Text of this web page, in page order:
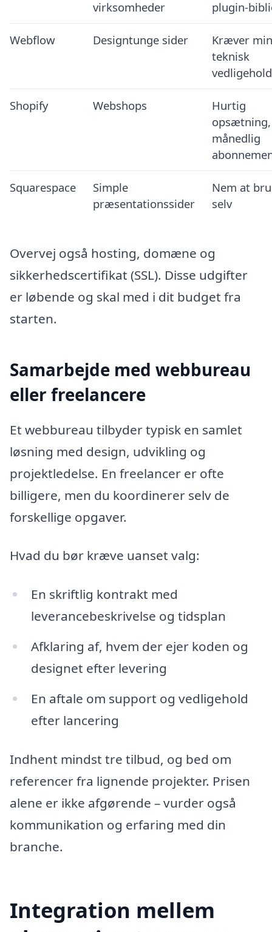
virksomheder plugin-
Webflow Designtunge sider
Kræver
teknisk
vedligehold
Shopify Webshops
Hurtig
opsætning,
månedlig
Squarespace
Simple
præsentationssider
Nem at
selv
Overvej også hosting, domæne og
sikkerhedscertifikat (SSL). Disse udgifter
er løbende og skal med i dit budget fra
starten.
Samarbejde med webbureau
eller freelancere
Et webbureau tilbyder typisk en samlet
løsning med design, udvikling og
projektledelse. En freelancer er ofte
billigere, men du koordinerer selv de
forskellige opgaver.
Hvad du bør kræve uanset valg:
En skriftlig kontrakt med
leverancebeskrivelse og tidsplan
Afklaring af, hvem der ejer koden og
designet efter levering
En aftale om support og vedligehold
efter lancering
Indhent mindst tre tilbud, og bed om
referencer fra lignende projekter. Prisen
alene er ikke afgørende – vurder også
kommunikation og erfaring med din
branche.
Integration mellem